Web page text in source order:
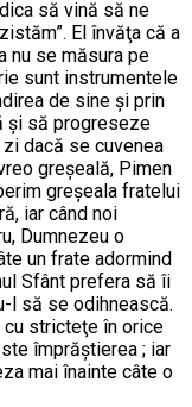
să vină să ne
El învăţa că a
nu se măsura pe
sunt instrumentele
de sine şi prin
şi să progreseze
dacă se cuvenea
greşeală, Pimen
greşeala fratelui
iar când noi
Dumnezeu o
un frate adormind
Sfânt prefera să îi
l să se odihnească.
cu stricteţe în orice
împrăştierea ; iar
mai înainte câte o